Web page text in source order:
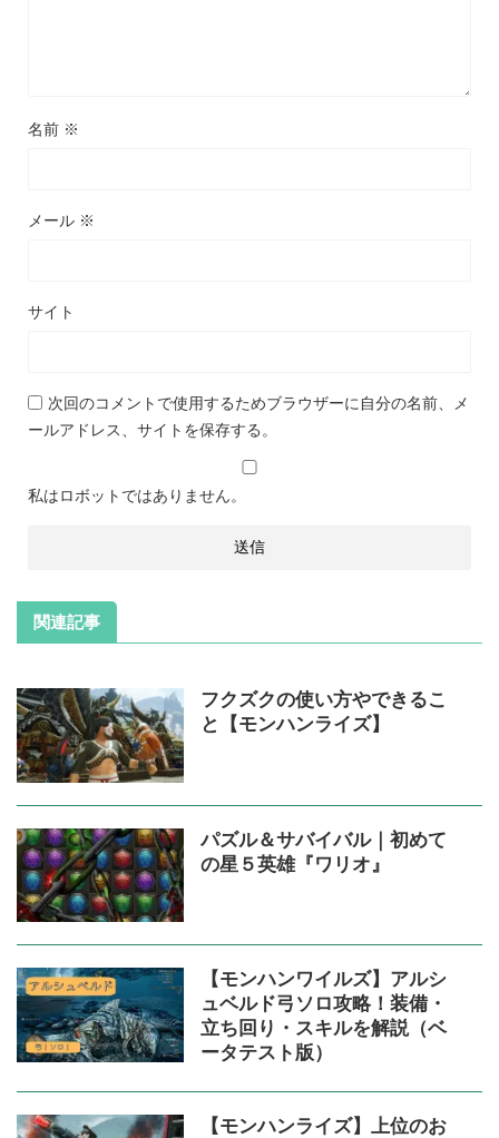
名前 ※
メール ※
サイト
次回のコメントで使用するためブラウザーに自分の名前、メ
ールアドレス、サイトを保存する。
私はロボットではありません。
関連記事
フクズクの使い方やできるこ
と【モンハンライズ】
パズル＆サバイバル｜初めて
の星５英雄『ワリオ』
【モンハンワイルズ】アルシ
ュベルド弓ソロ攻略！装備・
立ち回り・スキルを解説（ベ
ータテスト版）
【モンハンライズ】上位のお